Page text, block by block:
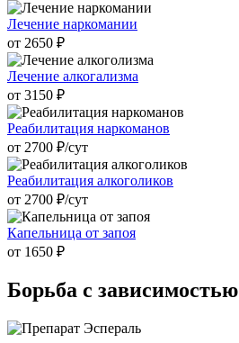
Лечение наркомании
от 2650 ₽
Лечение алкогализма
от 3150 ₽
Реабилитация наркоманов
от 2700 ₽/cут
Реабилитация алкоголиков
от 2700 ₽/cут
Капельница от запоя
от 1650 ₽
Борьба с зависимостью